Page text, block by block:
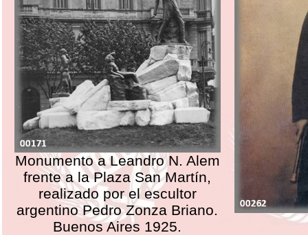
Monumento a Leandro N. Alem
frente a la Plaza San Martín,
realizado por el escultor
argentino Pedro Zonza Briano.
Buenos Aires 1925.